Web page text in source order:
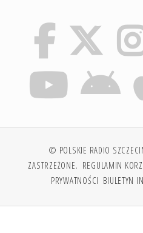
© POLSKIE RADIO
ZASTRZEŻONE. REGULAMIN
PRYWATNOŚCI BIULETYN